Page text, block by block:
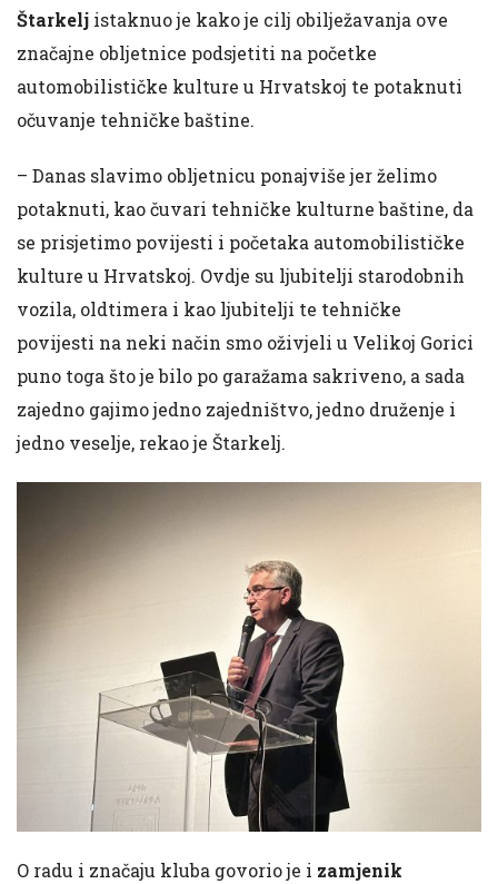
Štarkelj istaknuo je kako je cilj obilježavanja ove
značajne obljetnice podsjetiti na početke
automobilističke kulture u Hrvatskoj te potaknuti
očuvanje tehničke baštine.
– Danas slavimo obljetnicu ponajviše jer želimo
potaknuti, kao čuvari tehničke kulturne baštine, da
se prisjetimo povijesti i početaka automobilističke
kulture u Hrvatskoj. Ovdje su ljubitelji starodobnih
vozila, oldtimera i kao ljubitelji te tehničke
povijesti na neki način smo oživjeli u Velikoj Gorici
puno toga što je bilo po garažama sakriveno, a sada
zajedno gajimo jedno zajedništvo, jedno druženje i
jedno veselje, rekao je Štarkelj.
O radu i značaju kluba govorio je i zamjenik